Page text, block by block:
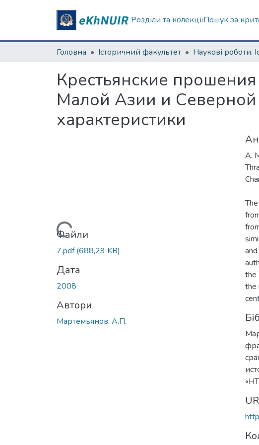
Розділи та колекціїПошук за
Головна Історичний факультет
Крестьянские
Малой Азии и
характеристики
Вантажиться...
Файли
7.pdf(688,29 KB)
Дата
2008
Автори
Мартемьянов, А.П.
A.
the
the